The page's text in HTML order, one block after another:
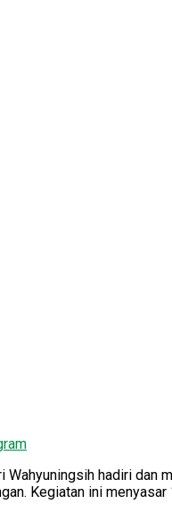
hadiri dan
Kegiatan ini